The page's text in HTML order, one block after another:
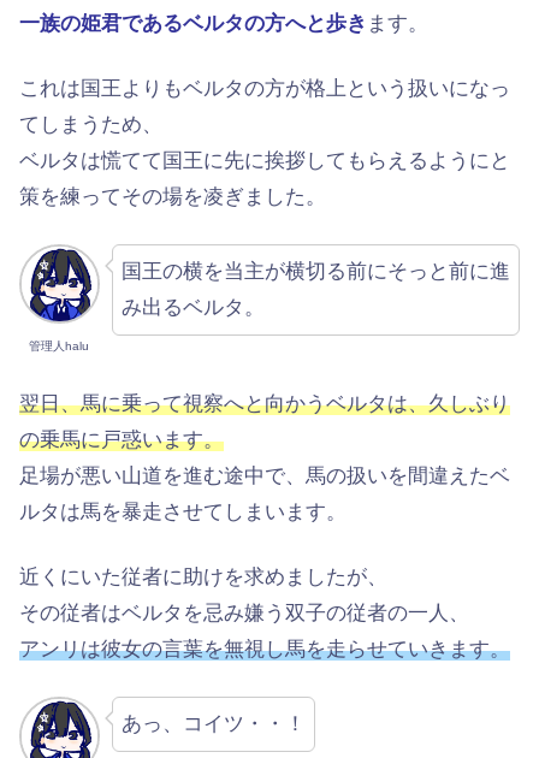
一族の姫君であるベルタの方へと歩き ます。
これは国王よりもベルタの方が格上という扱いになっ
てしまうため、
ベルタは慌てて国王に先に挨拶してもらえるようにと
策を練ってその場を凌ぎました。
管理人halu
国王の横を当主が横切る前にそっと前に進
み出るベルタ。
翌日、馬に乗って視察へと向かうベルタは、久しぶり
の乗馬に戸惑います。
足場が悪い山道を進む途中で、馬の扱いを間違えたベ
ルタは馬を暴走させてしまいます。
近くにいた従者に助けを求めましたが、
その従者はベルタを忌み嫌う双子の従者の一人、
アンリは彼女の言葉を無視し馬を走らせていきます。
あっ、コイツ・・！